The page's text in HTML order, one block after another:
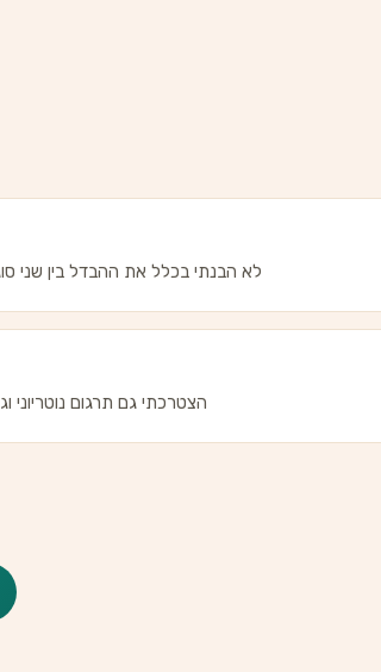
לא הבנתי בכלל את ההבדל בין שני
הצטרכתי גם תרגום נוטריוני